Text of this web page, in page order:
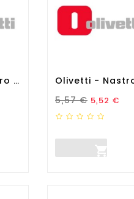
Olivetti - Nastro - Nero -...
Prezzo Standard
5,57 € Prezzo
5,52 €
